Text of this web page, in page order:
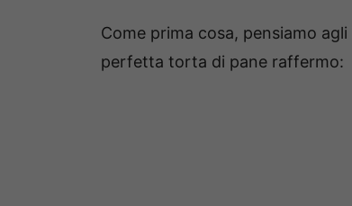
Come prima cosa, pensiamo agli
perfetta torta di pane raffermo: